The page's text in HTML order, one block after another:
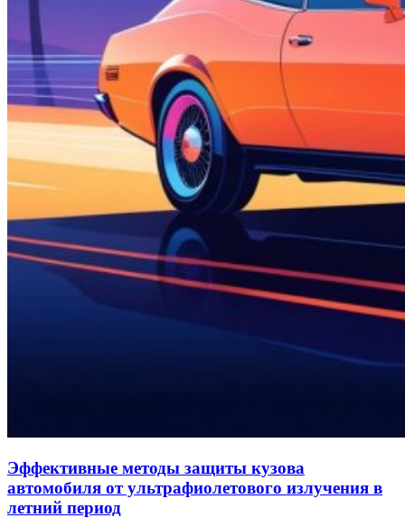
Эффективные методы защиты кузова
автомобиля от ультрафиолетового излучения в
летний период